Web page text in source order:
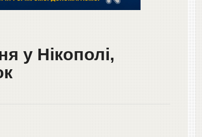
у Нікополі,